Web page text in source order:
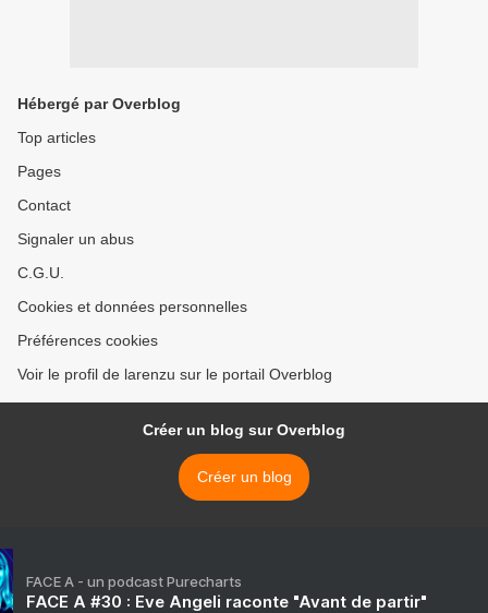
Hébergé par Overblog
Top articles
Pages
Contact
Signaler un abus
C.G.U.
Cookies et données personnelles
Préférences cookies
Voir le profil de larenzu sur le portail Overblog
Créer un blog sur Overblog
Créer un blog
FACE A - un podcast Purecharts
FACE A #30 : Eve Angeli raconte "Avant de partir"